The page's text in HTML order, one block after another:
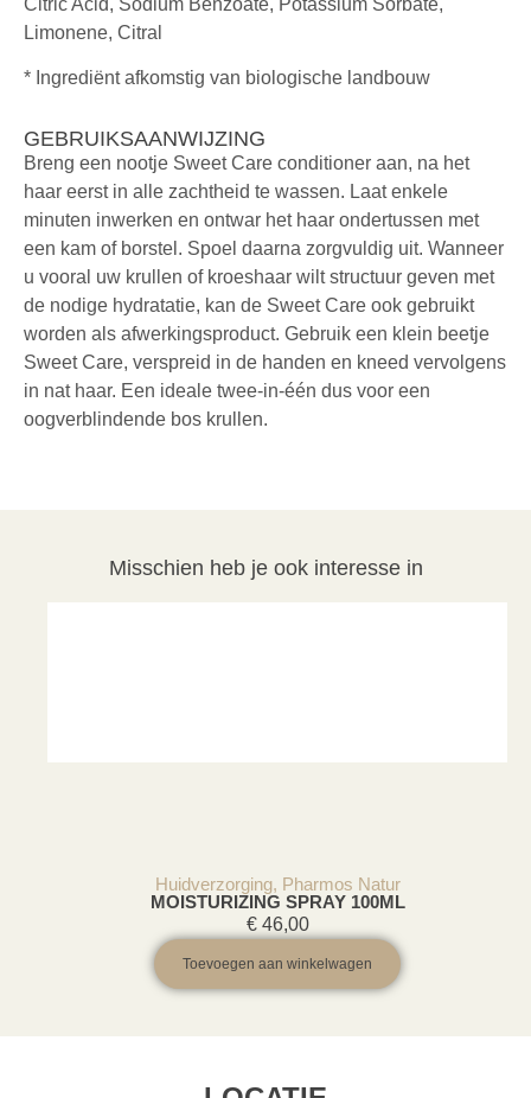
Citric Acid, Sodium Benzoate, Potassium Sorbate,
Limonene, Citral
* Ingrediënt afkomstig van biologische landbouw
GEBRUIKSAANWIJZING
Breng een nootje Sweet Care conditioner aan, na het
haar eerst in alle zachtheid te wassen. Laat enkele
minuten inwerken en ontwar het haar ondertussen met
een kam of borstel. Spoel daarna zorgvuldig uit. Wanneer
u vooral uw krullen of kroeshaar wilt structuur geven met
de nodige hydratatie, kan de Sweet Care ook gebruikt
worden als afwerkingsproduct. Gebruik een klein beetje
Sweet Care, verspreid in de handen en kneed vervolgens
in nat haar. Een ideale twee-in-één dus voor een
oogverblindende bos krullen.
Misschien heb je ook interesse in
Huidverzorging, Pharmos Natur
MOISTURIZING SPRAY 100ML
€46,00
Toevoegen aan winkelwagen